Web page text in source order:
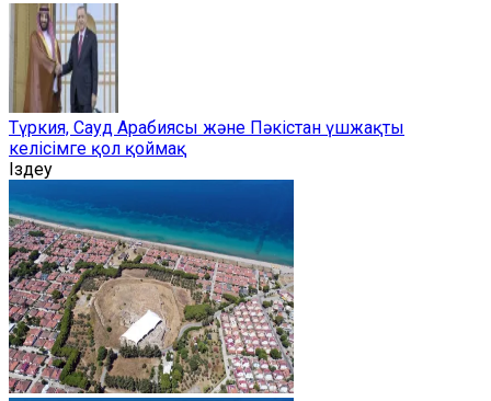
Түркия, Сауд Арабиясы және Пәкістан үшжақты
келісімге қол қоймақ
Іздеу